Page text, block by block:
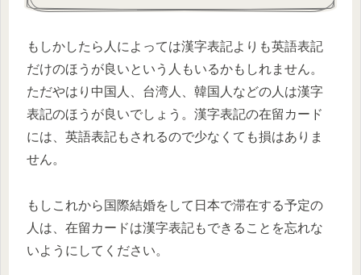
もしかしたら人によっては漢字表記よりも英語表記
だけのほうが良いという人もいるかもしれません。
ただやはり中国人、台湾人、韓国人などの人は漢字
表記のほうが良いでしょう。漢字表記の在留カード
には、英語表記もされるので少なくても損はありま
せん。
もしこれから国際結婚をして日本で滞在する予定の
人は、在留カードは漢字表記もできることを忘れな
いようにしてください。